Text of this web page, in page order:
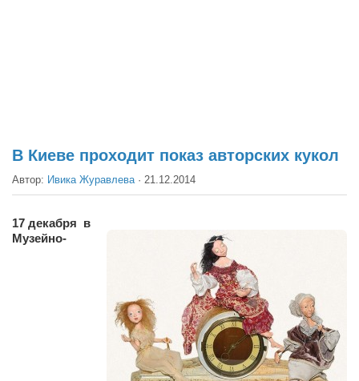
Выборы
Традиции
Здоровый образ жизни
В Киеве проходит показ авторских кукол
Автор: Ивика Журавлева · 21.12.2014
17 декабря в
Музейно-